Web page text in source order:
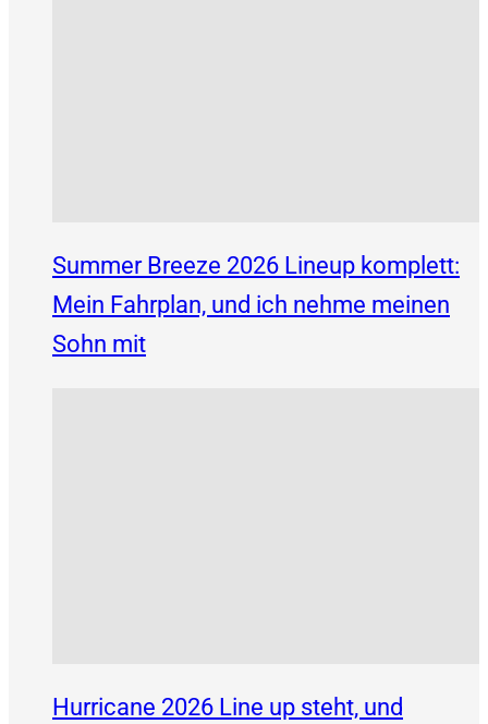
Summer Breeze 2026 Lineup komplett:
Mein Fahrplan, und ich nehme meinen
Sohn mit
Hurricane 2026 Line up steht, und